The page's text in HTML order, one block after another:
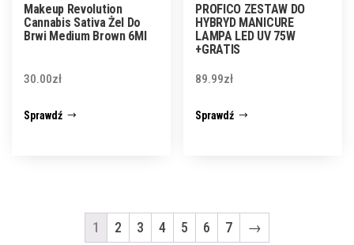
Makeup Revolution
Cannabis Sativa Żel Do
Brwi Medium Brown 6Ml
30.00zł
Sprawdź
PROFICO ZESTAW DO
HYBRYD MANICURE
LAMPA LED UV 75W
+GRATIS
89.99zł
Sprawdź
1 2 3 4 5 6 7 →